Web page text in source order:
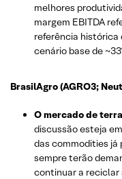
melhores
margem EBITDA
referência histórica
cenário base de
BrasilAgro (AGRO3;
O mercado de
discussão esteja
das commodities já
sempre terão
continuar a reciclar